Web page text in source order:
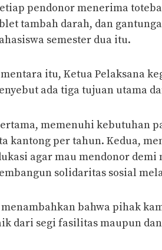
pendonor menerima
tambah darah, dan
semester dua itu.
itu, Ketua Pelaksana
ada tiga tujuan utama
memenuhi kebutuhan
kantong per tahun. Kedua,
agar mau mendonor
solidaritas sosial
bahwa pihak
dari segi fasilitas maupun